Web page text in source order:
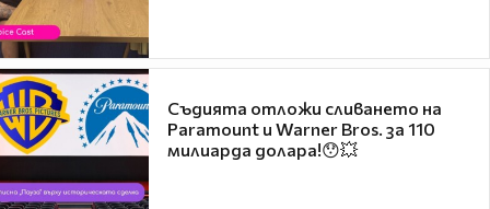
Съдията отложи сливането на
Paramount и Warner Bros. за 110
милиарда долара!😯💥